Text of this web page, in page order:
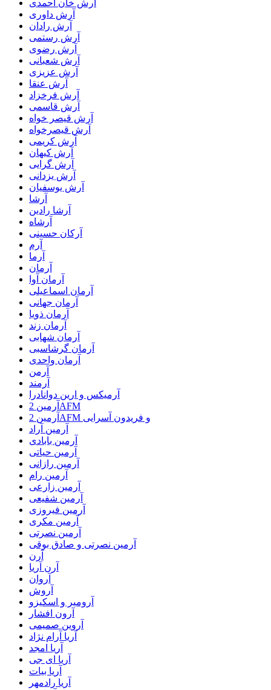
آرش خان احمدی
آرش داوری
آرش رادان
آرش رستمى
آرش رضوی
آرش شعبانی
آرش عزیزی
آرش عنقا
آرش فرخزاد
آرش قاسمی
آرش قیصر خواه
آرش قیصرخواه
آرش کریمی
آرش کیهان
آرش گرایی
آرش یزدانی
آرش یوسفیان
آرشا
آرشا رادین
آرشاه
آرکان حسینی
آرم
آرما
آرمان
آرمان آوا
آرمان اسماعیلی
آرمان جهانی
آرمان ذویا
آرمان زند
آرمان شهابی
آرمان گرشاسبی
آرمان واحدی
آرمن
آرمند
آرمیکس و ارین دوانادرا
آرمین 2AFM
آرمین 2AFM و فریدون آسرایی
آرمین آراد
آرمین بابادی
آرمین حیاتی
آرمین رازانی
آرمین رام
آرمین زارعی
آرمین شفیعی
آرمین فیروزی
آرمین مکری
آرمین نصرتی
آرمین نصرتی و صادق بوقی
آرن
آرن آریا
آروان
آروش
آرومیر و اسکیزو
آرون افشار
آروین صمیمی
آریا آرام نژاد
آریا امجد
آریا ای جی
آریا بیات
آریا رادمهر